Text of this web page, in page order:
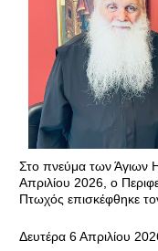
Στο πνεύμα των Άγιων
Απριλίου 2026, ο
Πτωχός επισκέφθηκε
Δευτέρα 6 Απριλίου